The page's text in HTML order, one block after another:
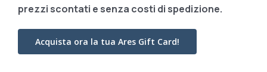
prezzi scontati e senza costi di spedizione.
Acquista ora la tua Ares Gift Card!